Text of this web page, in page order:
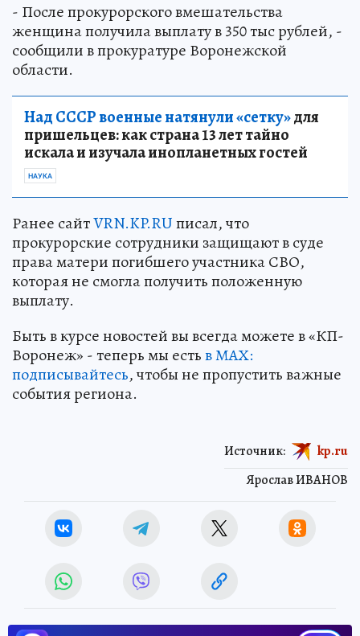
- После прокурорского вмешательства
женщина получила выплату в 350 тыс рублей, -
сообщили в прокуратуре Воронежской
области.
Над СССР военные натянули «сетку»для
пришельцев: как страна 13 лет тайно
искала и изучала инопланетных гостей
НАУКА
Ранее сайтVRN.KP.RUписал, что
прокурорские сотрудники защищают в суде
права матери погибшего участника СВО,
которая не смогла получить положенную
выплату.
Быть в курсе новостей вы всегда можете в «КП-
Воронеж» - теперь мы естьв МАХ:
подписывайтесь, чтобы не пропустить важные
события региона.
Ярослав ИВАНОВ
Источник: kp.ru